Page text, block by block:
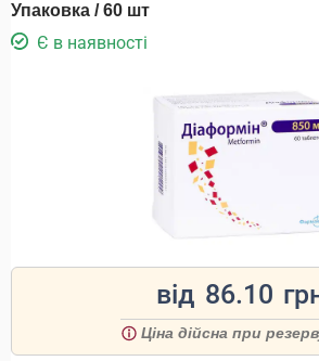
Упаковка / 60 шт
Є в наявності
від 86.10
Ціна дійсна при